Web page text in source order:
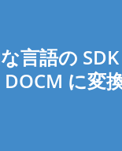
言語の
DOCM に変